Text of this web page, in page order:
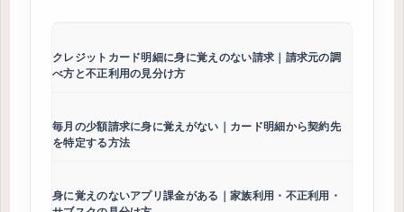
クレジットカード明細に身に覚えのない請求｜請求元の調
べ方と不正利用の見分け方
毎月の少額請求に身に覚えがない｜カード明細から契約先
を特定する方法
身に覚えのないアプリ課金がある｜家族利用・不正利用・